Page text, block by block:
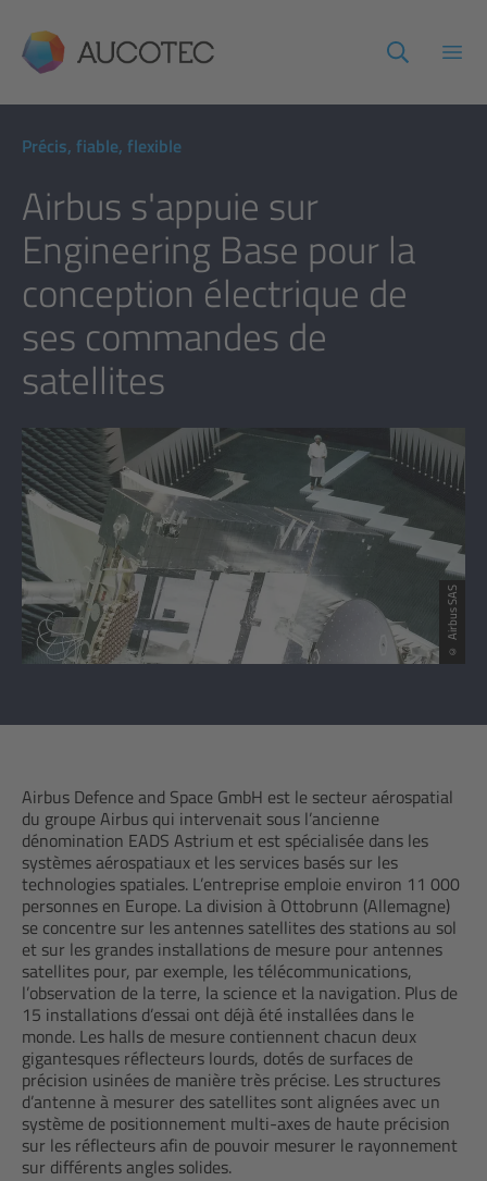
AUCOTEC
Précis, fiable, flexible
Airbus s'appuie sur
Engineering Base pour la
conception électrique de
ses commandes de
satellites
© Airbus SAS
Airbus Defence and Space GmbH est le secteur aérospatial
du groupe Airbus qui intervenait sous l’ancienne
dénomination EADS Astrium et est spécialisée dans les
systèmes aérospatiaux et les services basés sur les
technologies spatiales. L’entreprise emploie environ 11 000
personnes en Europe. La division à Ottobrunn (Allemagne)
se concentre sur les antennes satellites des stations au sol
et sur les grandes installations de mesure pour antennes
satellites pour, par exemple, les télécommunications,
l’observation de la terre, la science et la navigation. Plus de
15 installations d’essai ont déjà été installées dans le
monde. Les halls de mesure contiennent chacun deux
gigantesques réflecteurs lourds, dotés de surfaces de
précision usinées de manière très précise. Les structures
d’antenne à mesurer des satellites sont alignées avec un
système de positionnement multi-axes de haute précision
sur les réflecteurs afin de pouvoir mesurer le rayonnement
sur différents angles solides.